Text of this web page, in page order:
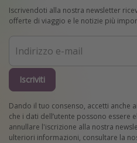
Iscrivendoti alla nostra newsletter
offerte di viaggio e le notizie più
Iscriviti
Dando il tuo consenso, accetti anche
che i dati dell’utente possono essere
annullare l'iscrizione alla nostra
ulteriori informazioni, consultare la